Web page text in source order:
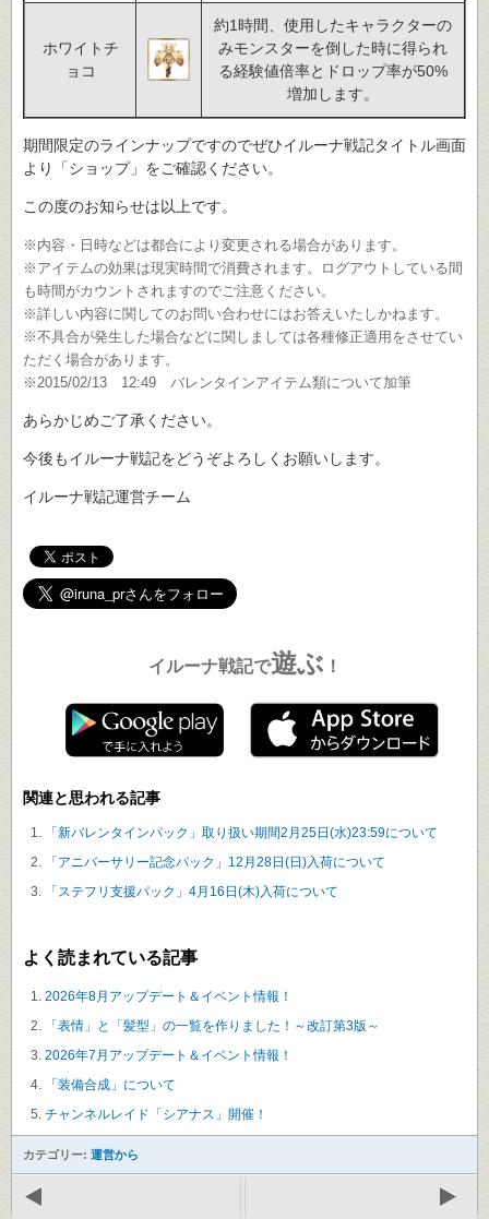
ホワイトチ
ョコ
約1時間、使用したキャラクターの
みモンスターを倒した時に得られ
る経験値倍率とドロップ率が50%
増加します。
期間限定のラインナップですのでぜひイルーナ戦記タイトル画面
より「ショップ」をご確認ください。
この度のお知らせは以上です。
※内容・日時などは都合により変更される場合があります。
※アイテムの効果は現実時間で消費されます。ログアウトしている間
も時間がカウントされますのでご注意ください。
※詳しい内容に関してのお問い合わせにはお答えいたしかねます。
※不具合が発生した場合などに関しましては各種修正適用をさせてい
ただく場合があります。
※2015/02/13 12:49 バレンタインアイテム類について加筆
あらかじめご了承ください。
今後もイルーナ戦記をどうぞよろしくお願いします。
イルーナ戦記運営チーム
イルーナ戦記で遊ぶ ！
関連と思われる記事
「新バレンタインパック」取り扱い期間2月25日(水)23:59について
「アニバーサリー記念パック」12月28日(日)入荷について
「ステフリ支援パック」4月16日(木)入荷について
よく読まれている記事
2026年8月アップデート＆イベント情報！
「表情」と「髪型」の一覧を作りました！～改訂第3版～
2026年7月アップデート＆イベント情報！
「装備合成」について
チャンネルレイド「シアナス」開催！
カテゴリー: 運営から